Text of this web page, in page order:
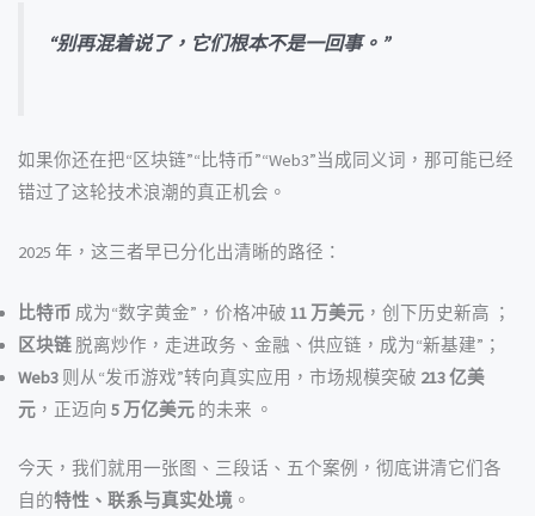
“别再混着说了，它们根本不是一回事。”
如果你还在把“区块链”“比特币”“Web3”当成同义词，那可能已经
错过了这轮技术浪潮的真正机会。
2025 年，这三者早已分化出清晰的路径：
比特币 成为“数字黄金”，价格冲破 11 万美元 ，创下历史新高 ；
区块链 脱离炒作，走进政务、金融、供应链，成为“新基建”；
Web3 则从“发币游戏”转向真实应用，市场规模突破 213 亿美
元 ，正迈向 5 万亿美元 的未来 。
今天，我们就用一张图、三段话、五个案例，彻底讲清它们各
自的特性、联系与真实处境 。